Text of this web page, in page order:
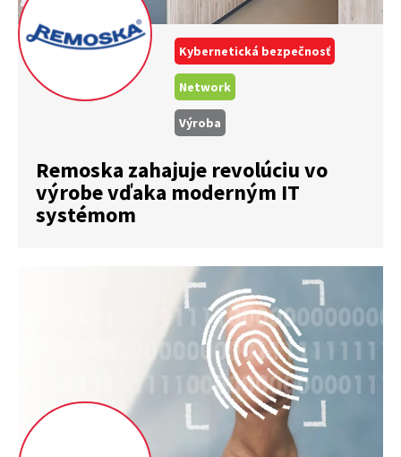
Kybernetická bezpečnosť
Network
Výroba
Remoska zahajuje revolúciu vo
výrobe vďaka moderným IT
systémom